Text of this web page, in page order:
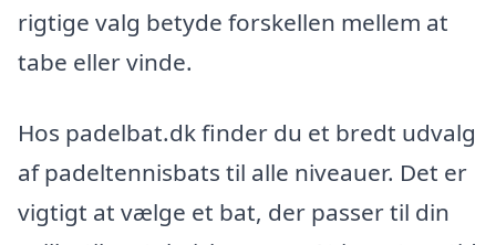
rigtige valg betyde forskellen mellem at
tabe eller vinde.
Hos padelbat.dk finder du et bredt udvalg
af padeltennisbats til alle niveauer. Det er
vigtigt at vælge et bat, der passer til din